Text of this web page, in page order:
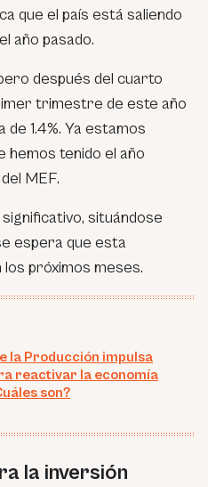
que el país está saliendo
año pasado.
después del cuarto
trimestre de este año
1.4%. Ya estamos
hemos tenido el año
MEF.
situándose
espera que esta
próximos meses.
la Producción impulsa
reactivar la economía
son?
la inversión